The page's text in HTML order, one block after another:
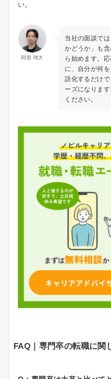
い。
阿部 翔大
当社の面談で
かどうか」も
ら始めます。
に、自分が何
語化するだけ
ーズになりま
ください。
FAQ｜専門卒の転職に関